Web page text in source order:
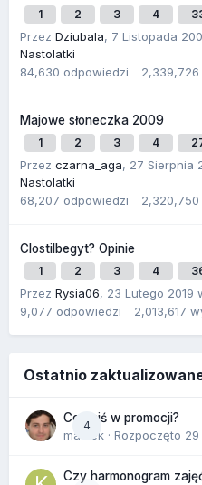
1 2 3 4
Przez Dziubala, 7 Listopada
Nastolatki
84,630 odpowiedzi 2,339,726
Majowe słoneczka 2009
1 2 3 4
Przez czarna_aga, 27 Sierpnia
Nastolatki
68,207 odpowiedzi 2,320,750
Clostilbegyt? Opinie
1 2 3 4
Przez Rysia06, 23 Lutego 2019
9,077 odpowiedzi 2,013,617
Ostatnio
4
Co dziś w promocji?
maciek · Rozpoczęto
Czy harmonogram